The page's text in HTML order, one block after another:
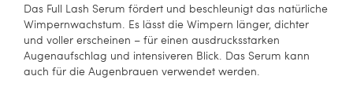
Das Full Lash Serum fördert und beschleunigt das natürliche
Wimpernwachstum. Es lässt die Wimpern länger, dichter
und voller erscheinen – für einen ausdrucksstarken
Augenaufschlag und intensiveren Blick. Das Serum kann
auch für die Augenbrauen verwendet werden.